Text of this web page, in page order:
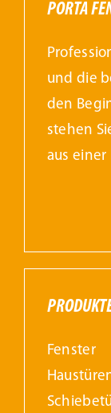
PORTA
und die
den
stehen
aus einer
Fenster